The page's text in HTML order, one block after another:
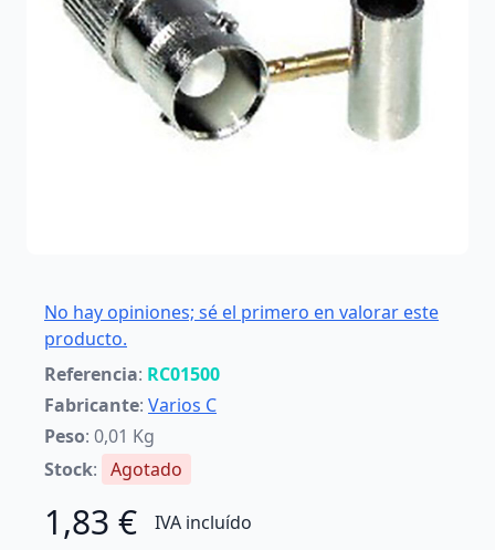
No hay opiniones; sé el primero en valorar este
producto.
Referencia: RC01500
Fabricante: Varios C
Peso: 0,01 Kg
Stock: Agotado
1,83 € IVA incluído